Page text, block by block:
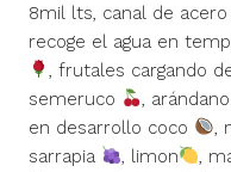
8mil lts, canal de
recoge el agua en
, frutales cargando
semeruco
,
en desarrollo coco
sarrapia
, limon ,